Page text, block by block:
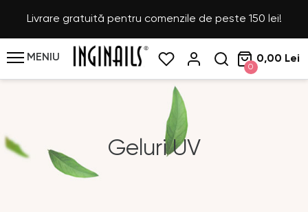
Livrare gratuită pentru comenzile de peste 150 lei!
MENIU
0
0,00 Lei
Geluri UV